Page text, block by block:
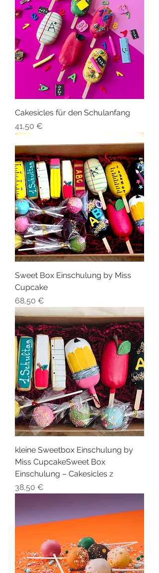
Cakesicles für den Schulanfang
Preis
41,50 €
Sweet Box Einschulung by Miss
Cupcake
Preis
68,50 €
kleine Sweetbox Einschulung by
Miss CupcakeSweet Box
Einschulung – Cakesicles z
Preis
38,50 €